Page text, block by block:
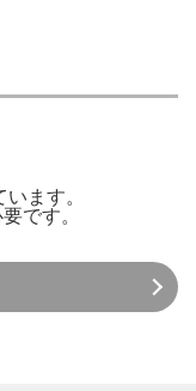
ます。
です。